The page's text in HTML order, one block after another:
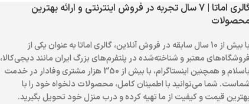
گالری اماتا | 7 سال تجربه در فروش اینترنتی و ارائه بهترین
با بیش از 10 سال سابقه در فروش آنلاین، گالری اماتا به عنوان یکی از
فروشگاه‌های معتبر و شناخته‌شده در پلتفرم‌های بزرگ ایران مانند دیجی‌کالا،
باسلام و همچنین اینستاگرام، با بیش از 350 هزار مشتری وفادار در خدمت
شماست. شما می‌توانید با اطمینان کامل، محصولات دلخواه خود را با
بهترین قیمت و کیفیت از ما تهیه کرده و درب منزل خود تحویل بگیرید.